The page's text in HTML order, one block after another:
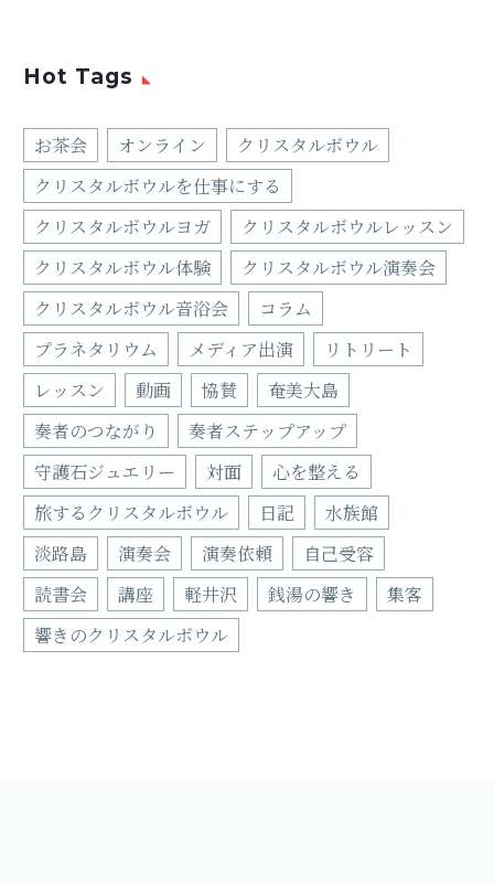
Hot Tags
お茶会 オンライン
クリスタルボウル
クリスタルボウルを仕事にする
クリスタルボウルヨガ
クリスタルボウルレッスン
クリスタルボウル体験
クリスタルボウル演奏会
クリスタルボウル音浴会
コラム
プラネタリウム
メディア出演
リトリート
レッスン
動画 協賛
奄美大島
奏者のつながり
奏者ステップアップ
守護石ジュエリー
対面
心を整える
旅するクリスタルボウル
日記
水族館
淡路島
演奏会 演奏依頼
自己受容
読書会
講座 軽井沢 銭湯の響き
集客
響きのクリスタルボウル